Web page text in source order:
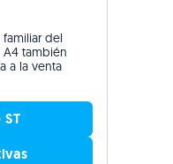
familiar del
también
a la venta